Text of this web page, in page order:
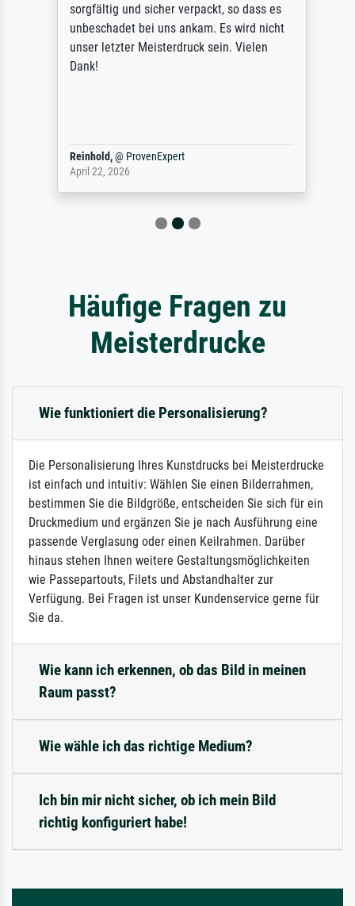
sorgfältig und sicher verpackt, so dass es
unbeschadet bei uns ankam. Es wird nicht
unser letzter Meisterdruck sein. Vielen
Dank!
Reinhold,@ProvenExpert
April 22, 2026
Häufige Fragen zu
Meisterdrucke
Wie funktioniert die Personalisierung?
Die Personalisierung Ihres Kunstdrucks bei Meisterdrucke
ist einfach und intuitiv: Wählen Sie einen Bilderrahmen,
bestimmen Sie die Bildgröße, entscheiden Sie sich für ein
Druckmedium und ergänzen Sie je nach Ausführung eine
passende Verglasung oder einen Keilrahmen. Darüber
hinaus stehen Ihnen weitere Gestaltungsmöglichkeiten
wie Passepartouts, Filets und Abstandhalter zur
Verfügung. Bei Fragen ist unser Kundenservice gerne für
Sie da.
Wie kann ich erkennen, ob das Bild in meinen
Raum passt?
Wie wähle ich das richtige Medium?
Ich bin mir nicht sicher, ob ich mein Bild
richtig konfiguriert habe!